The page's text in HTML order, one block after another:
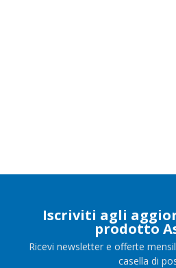
Iscriviti agli
prodotto
Ricevi newsletter e offerte
casella di